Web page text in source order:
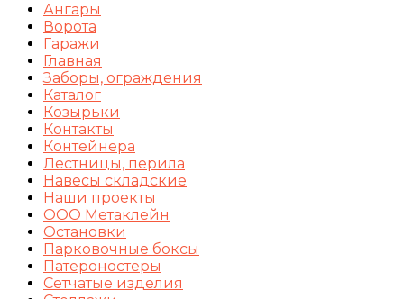
Ангары
Ворота
Гаражи
Главная
Заборы, ограждения
Каталог
Козырьки
Контакты
Контейнера
Лестницы, перила
Навесы складские
Наши проекты
ООО Метаклейн
Остановки
Парковочные боксы
Патероностеры
Сетчатые изделия